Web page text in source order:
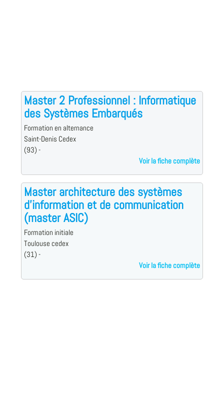
Master 2 Professionnel : Informatique
des Systèmes Embarqués
Formation en alternance
Saint-Denis Cedex
(93) -
Voir la fiche complète
Master architecture des systèmes
d'information et de communication
(master ASIC)
Formation initiale
Toulouse cedex
(31) -
Voir la fiche complète